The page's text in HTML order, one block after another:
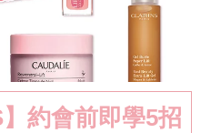
】約會前即學5招